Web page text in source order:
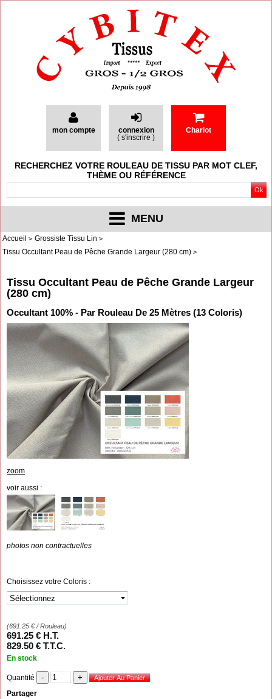
mon compte
connexion
( s'inscrire )
Chariot
MENU
RECHERCHEZ VOTRE ROULEAU DE TISSU PAR MOT CLEF,
THÈME OU RÉFÉRENCE
Accueil
Grossiste Tissu Lin
Tissu Occultant Peau de Pêche Grande Largeur (280 cm)
Tissu Occultant Peau de Pêche Grande Largeur
(280 cm)
Occultant 100% - Par Rouleau De 25 Mètres (13 Coloris)
zoom
voir aussi :
photos non contractuelles
Choisissez votre Coloris :
(691.25 €/ Rouleau)
691.25 € H.T.
829.50 € T.T.C.
En stock
Quantité
Partager